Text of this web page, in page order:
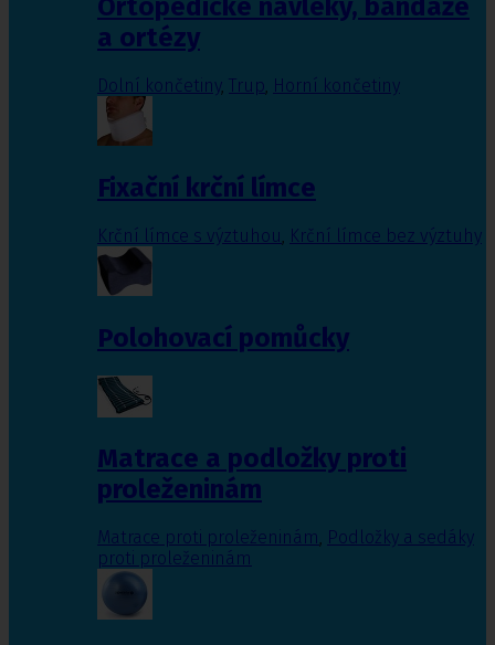
Ortopedické návleky, bandáže
a ortézy
Dolní končetiny, Trup, Horní končetiny
Fixační krční límce
Krční límce s výztuhou Krční límce bez výztuhy
Polohovací pomůcky
Matrace a podložky proti
proleženinám
Matrace proti proleženinám, Podložky a sedáky
proti proleženinám